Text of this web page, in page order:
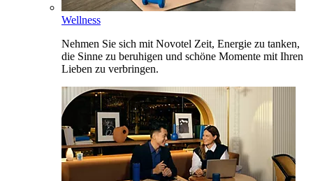
Wellness
Nehmen Sie sich mit Novotel Zeit, Energie zu tanken,
die Sinne zu beruhigen und schöne Momente mit Ihren
Lieben zu verbringen.